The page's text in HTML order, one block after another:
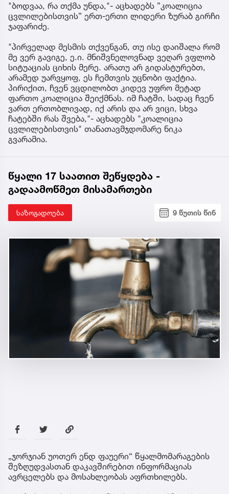
"ბოდვაა, რა თქმა უნდა,"- აცხადებს ”კოალიცია
ცვლილებისთვის” ერთ-ერთი ლიდერი ზურაბ გირჩი
ჯაფარიძე.
"პირველად მესმის თქვენგან, თუ ისე დაიშალა რომ
მე ვერ გავიგე, ე.ი. მნიშვნელოვნად ვეღარ ვფლობ
სიტუაციას ციხის მერე. არათუ არ გიდასტურებთ,
არამედ უარვყოფ, ეს ჩემთვის უცნობი ფაქტია.
პირიქით, ჩვენ ვცდილობთ კიდევ უფრო მეტად
ფართო კოალიცია შეიქმნას. იმ ჩატში, სადაც ჩვენ
ვართ ერთობლივად, იქ არის და არ ვიცი, სხვა
ჩატებში რას შვება,"- აცხადებს "კოალიცია
ცვლილებისთვის" თანათავმჯდომარე ნიკა
გვარამია.
წყალი 17 საათით შეწყდება -
გადაამოწმეთ მისამართები
საზოგადოება 9 წუთის წინ
„ჯორჯიან უოთერ ენდ ფაუერი“ წყალმომარაგების
შეზღუდვასთან დაკავშირებით ინფორმაციას
ავრცელებს და მოსახლეობას აფრთხილებს.